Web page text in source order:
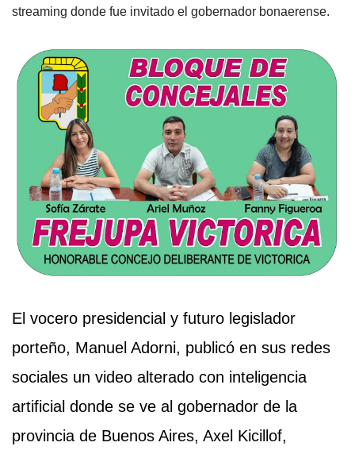
streaming donde fue invitado el gobernador bonaerense.
El vocero presidencial y futuro legislador
porteño, Manuel Adorni, publicó en sus redes
sociales un video alterado con inteligencia
artificial donde se ve al gobernador de la
provincia de Buenos Aires, Axel Kicillof,